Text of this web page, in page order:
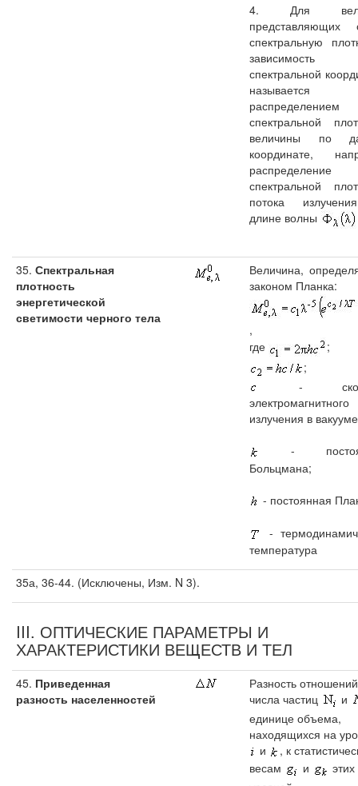
4. Для
представляющих
спектральную
спектральной
называется
распределением
спектральной
величины по
координате,
распределение
спектральной
потока
длине волны
35. Спектральная
плотность
энергетической
светимости черного тела
Величина,
законом Планка:
,
где
;
;
-
электромагнитного
излучения в
-
Больцмана;
- постоянная
-
температура
35а, 36-44. (Исключены, Изм. N 3).
III. ОПТИЧЕСКИЕ ПАРАМЕТРЫ И
ХАРАКТЕРИСТИКИ ВЕЩЕСТВ И ТЕЛ
45. Приведенная
разность населенностей
Разность отношений
числа частиц
и
единице объема,
находящихся на
и
, к
весам
и
этих